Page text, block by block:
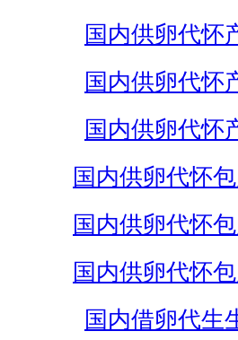
国内供卵代怀
国内供卵代怀
国内供卵代怀
国内供卵代怀
国内供卵代怀
国内供卵代怀
国内借卵代生